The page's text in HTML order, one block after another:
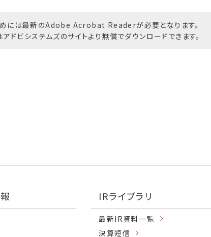
めには最新のAdobe Acrobat Readerが必要となります。
システムズのサイトより無償でダウンロードできます。
IRライブラリ
最新IR資料一覧
決算短信